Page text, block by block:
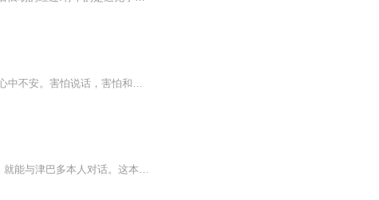
小孩叫害羞，成人叫社交恐惧症害羞就是感到不好意思，胆怯怕生或者是怕被人嘲笑，心中不安。害怕说话，害怕和别人亲密相处，害怕在公共场合发言，甚至会发抖，浑身颤抖，吐词不清。主要表现：第一，生理性的症状，面红耳赤，脉搏加快，觉得心脏跳的很快，出汗等等，；第二，出现过分的敏感，偏于极端的关心别人对他的一些看法的一种心理状态，表现于逃避人或者是情景，免得受到一些潜在的批评，同时一个侧面的反映就是不敢抬头，避免引起注意；第三，过分关注自己，典型的害羞者很顾虑自己，处处放不开，很...
如果你已经厌倦了做一个害羞的人，你不必远赴美国，不必花上每小时140美元的代价，就能与津巴多本人对话。这本书就像一个移动的“害羞诊所”，积淀着30多年来津巴多对害羞的深刻观察，传授着津巴多在研究数万名害羞者之后总结出来的实用建议。最关键的一点...